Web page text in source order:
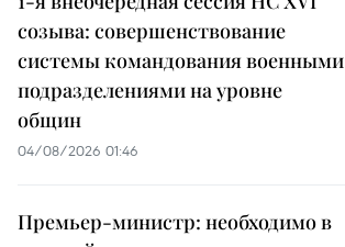
созыва: совершенствование
системы командования военными
подразделениями на уровне
общин
04/08/2026 01:46
Премьер-министр: необходимо в